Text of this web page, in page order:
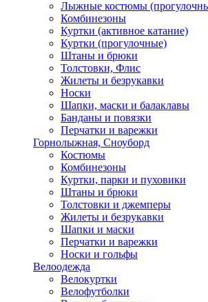
Лыжные костюмы
Комбинезоны
Куртки (активное катание)
Куртки (прогулочные)
Штаны и брюки
Толстовки, Флис
Жилеты и безрукавки
Носки
Шапки, маски и балаклавы
Банданы и повязки
Перчатки и варежки
Горнолыжная, Сноуборд
Костюмы
Комбинезоны
Куртки, парки и пуховики
Штаны и брюки
Толстовки и джемперы
Жилеты и безрукавки
Шапки и маски
Перчатки и варежки
Носки и гольфы
Велоодежда
Велокуртки
Велофутболки